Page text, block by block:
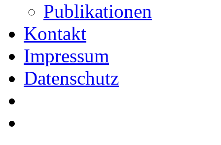
Publikationen
Kontakt
Impressum
Datenschutz